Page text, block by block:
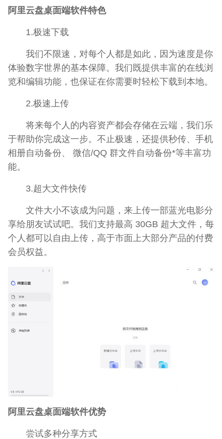
阿里云盘桌面端软件特色
1.极速下载
我们不限速，对每个人都是如此，因为速度是你
体验数字世界的基本保障。我们既提供丰富的在线浏
览和编辑功能，也保证在你需要时轻松下载到本地。
2.极速上传
将来每个人的内容资产都会存储在云端，我们乐
于帮助你完成这一步。不止极速，还提供秒传、手机
相册自动备份、 微信/QQ 群文件自动备份*等丰富功
能。
3.超大文件快传
文件大小不该成为问题，来上传一部蓝光电影分
享给朋友试试吧。我们支持最高 30GB 超大文件，每
个人都可以自由上传，高于市面上大部分产品的付费
会员权益。
阿里云盘桌面端软件优势
尝试多种分享方式